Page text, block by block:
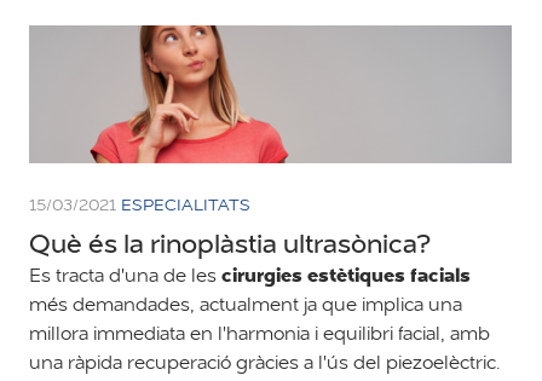
15/03/2021 ESPECIALITATS
Què és la rinoplàstia ultrasònica?
Es tracta d'una de lescirurgies estètiques facials
més demandades, actualment ja que implica una
millora immediata en l'harmonia i equilibri facial, amb
una ràpida recuperació gràcies a l'ús del piezoelèctric.